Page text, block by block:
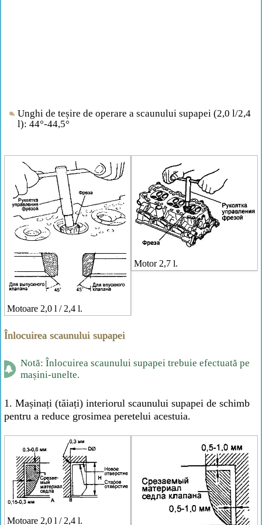
Unghi de teșire de operare a scaunului supapei (2,0 l/2,4
l): 44°-44,5°
Motoare 2,0 l / 2,4 l.
Motor 2,7 l.
Înlocuirea scaunului supapei
Notă: Înlocuirea scaunului supapei trebuie efectuată pe
mașini-unelte.
1. Mașinați (tăiați) interiorul scaunului supapei de schimb
pentru a reduce grosimea peretelui acestuia.
Motoare 2,0 l / 2,4 l.